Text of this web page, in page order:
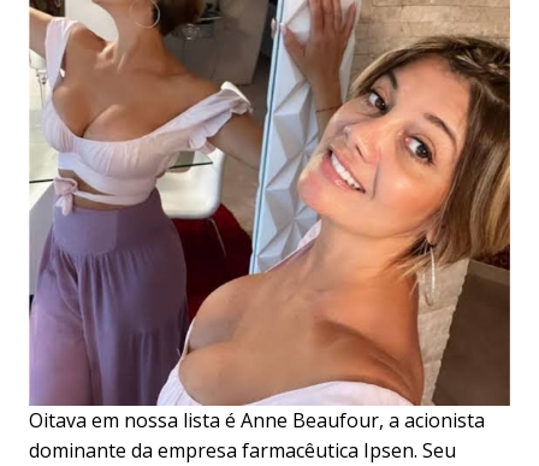
Oitava em nossa lista é Anne Beaufour, a acionista
dominante da empresa farmacêutica Ipsen. Seu